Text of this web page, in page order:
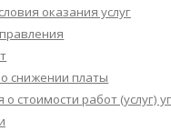
оказания услуг
снижении платы
стоимости работ (услуг)